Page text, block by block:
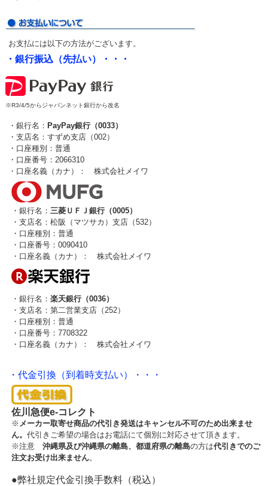
お支払には以下の方法がございます。
・銀行振込（先払い）・・・
※R3/4/5からジャパンネット銀行から改名
・銀行名： PayPay銀行（0033）
・支店名：すずめ支店（002）
・口座種別：普通
・口座番号：2066310
・口座名義（カナ）： 株式会社メイワ
・銀行名： 三菱ＵＦＪ銀行（0005）
・支店名：松阪（マツサカ）支店（532）
・口座種別：普通
・口座番号：0090410
・口座名義（カナ）： 株式会社メイワ
・銀行名： 楽天銀行（0036）
・支店名：第二営業支店（252）
・口座種別：普通
・口座番号：7708322
・口座名義（カナ）： 株式会社メイワ
・代金引換（到着時支払い）・・・
佐川急便e-コレクト
※ メーカー取寄せ商品の代引き発送はキャンセル不可のため出来ませ
ん。 代引きご希望の場合はお電話にて個別に対応させて頂きます。
※注意 沖縄県及び沖縄県の離島、都道府県の離島の方は代引きでのご
注文お受け出来ません。
●弊社規定代金引換手数料（税込）